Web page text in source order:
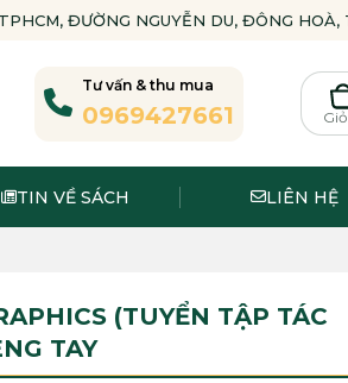
ĐƯỜNG NGUYỄN DU, ĐÔNG HOÀ,
Tư vấn & thu mua
0969427661
TIN VỀ SÁCH LIÊN HỆ
(TUYỂN TẬP TÁC
TAY